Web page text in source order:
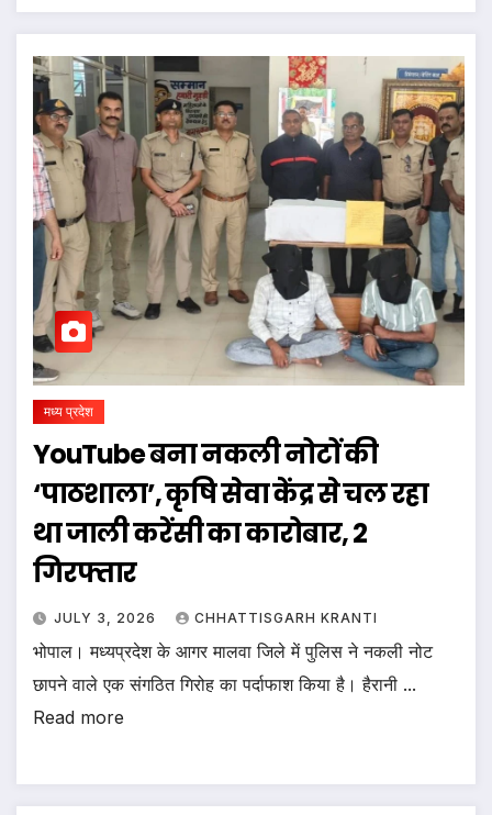
मध्य प्रदेश
YouTube बना नकली नोटों की
‘पाठशाला’, कृषि सेवा केंद्र से चल रहा
था जाली करेंसी का कारोबार, 2
गिरफ्तार
JULY 3, 2026 CHHATTISGARH KRANTI
भोपाल। मध्यप्रदेश के आगर मालवा जिले में पुलिस ने नकली नोट
छापने वाले एक संगठित गिरोह का पर्दाफाश किया है। हैरानी ...
Read more